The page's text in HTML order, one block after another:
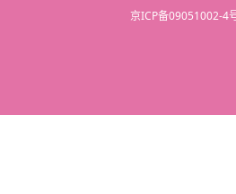
京ICP备09051002-4